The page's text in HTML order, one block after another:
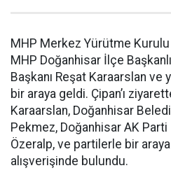
MHP Merkez Yürütme
MHP Doğanhisar İlçe
Başkanı Reşat Karaarslan
bir araya geldi. Çipan’ı
Karaarslan, Doğanhisar
Pekmez, Doğanhisar AK
Özeralp, ve partilerle bir
alışverişinde bulundu.